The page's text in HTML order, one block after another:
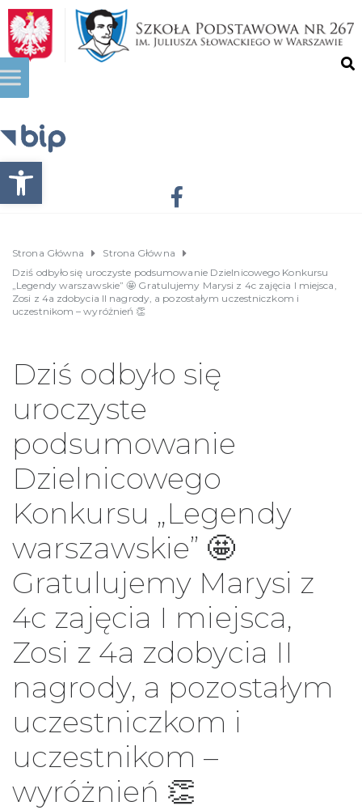
Otwórz pasek narzędzi
Strona Główna
Strona Główna
Dziś odbyło się uroczyste podsumowanie Dzielnicowego Konkursu
„Legendy warszawskie” 🤩 Gratulujemy Marysi z 4c zajęcia I miejsca,
Zosi z 4a zdobycia II nagrody, a pozostałym uczestniczkom i
uczestnikom – wyróżnień 👏
Dziś odbyło się
uroczyste
podsumowanie
Dzielnicowego
Konkursu „Legendy
warszawskie” 🤩
Gratulujemy Marysi z
4c zajęcia I miejsca,
Zosi z 4a zdobycia II
nagrody, a pozostałym
uczestniczkom i
uczestnikom –
wyróżnień 👏